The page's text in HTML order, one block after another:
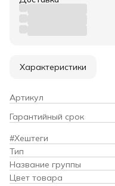
Характеристики
Артикул
Гарантийный срок
#Хештеги
Тип
Название группы
Цвет товара